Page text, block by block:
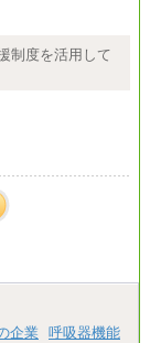
制度を活用して
企業
呼吸器機能